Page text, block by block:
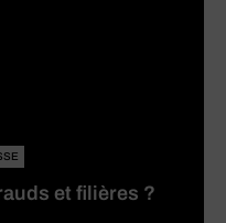
et filières ?